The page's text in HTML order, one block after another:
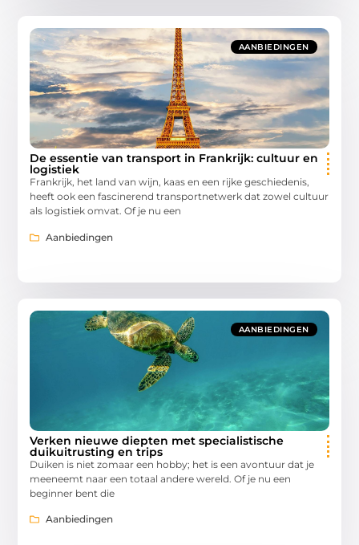
AANBIEDINGEN
De essentie van transport in Frankrijk: cultuur en
logistiek
Frankrijk, het land van wijn, kaas en een rijke geschiedenis,
heeft ook een fascinerend transportnetwerk dat zowel cultuur
als logistiek omvat. Of je nu een
Aanbiedingen
AANBIEDINGEN
Verken nieuwe diepten met specialistische
duikuitrusting en trips
Duiken is niet zomaar een hobby; het is een avontuur dat je
meeneemt naar een totaal andere wereld. Of je nu een
beginner bent die
Aanbiedingen